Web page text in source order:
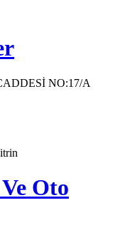
NO:17/A
Oto